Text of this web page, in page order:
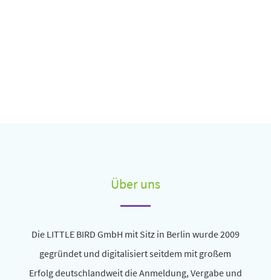
Über uns
Die LITTLE BIRD GmbH mit Sitz in Berlin wurde 2009
gegründet und digi­ta­li­siert seitdem mit großem
Erfolg deutsch­land­weit die Anmeldung, Vergabe und